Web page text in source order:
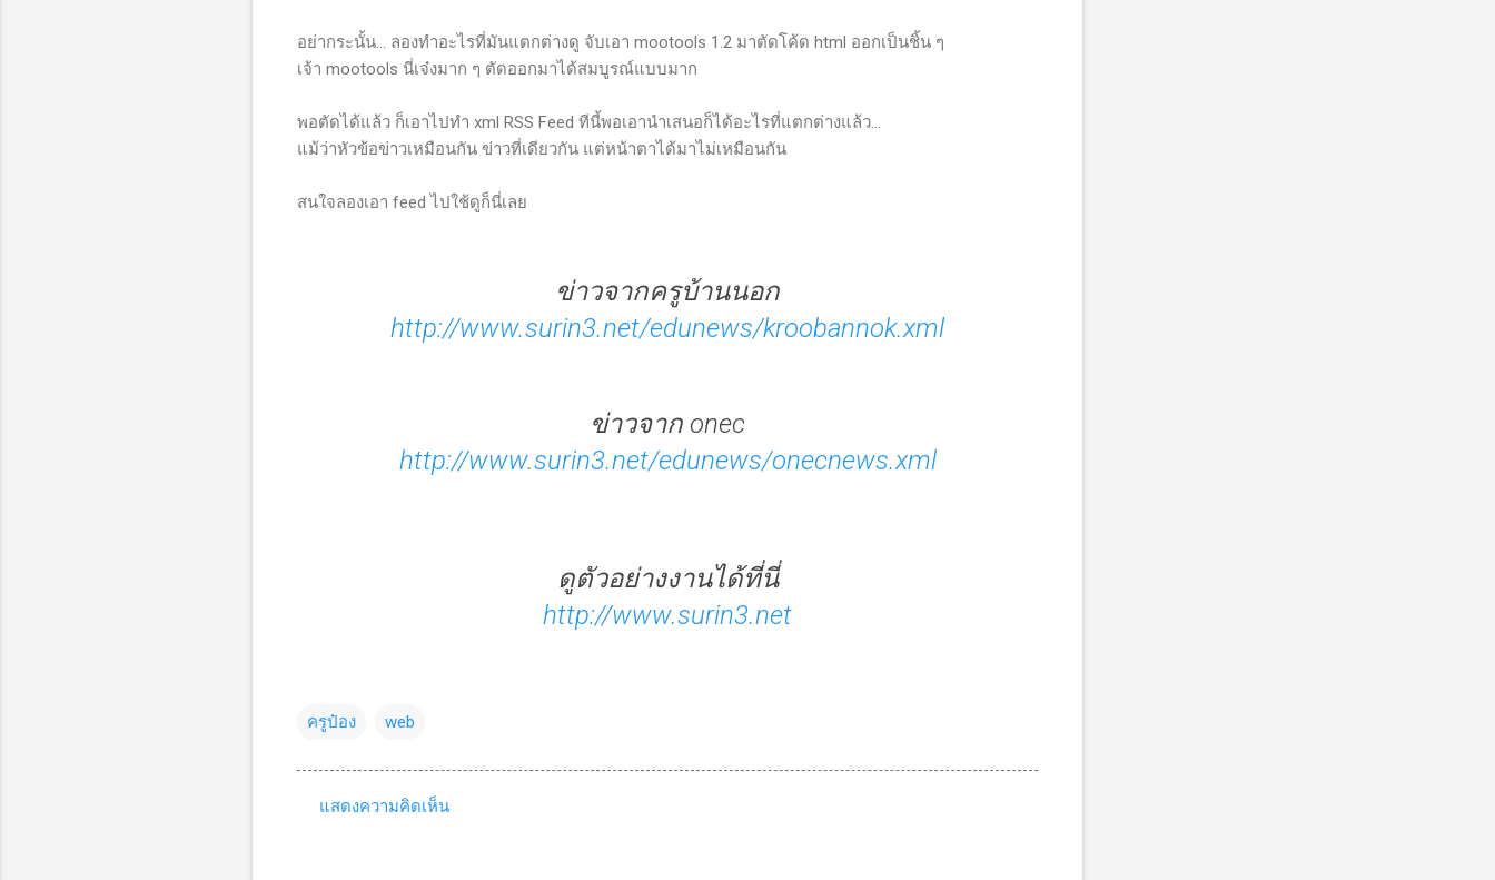
อย่ากระนั้น... ลองทำอะไรที่มันแตกต่างดู จับเอา mootools 1.2 มาตัดโค้ด html ออกเป็นชิ้น ๆ
เจ้า mootools นี่เจ๋งมาก ๆ ตัดออกมาได้สมบูรณ์แบบมาก
พอตัดได้แล้ว ก็เอาไปทำ xml RSS Feed ทีนี้พอเอานำเสนอก็ได้อะไรที่แตกต่างแล้ว...
แม้ว่าหัวข้อข่าวเหมือนกัน ข่าวที่เดียวกัน แต่หน้าตาได้มาไม่เหมือนกัน
สนใจลองเอา feed ไปใช้ดูก็นี่เลย
ข่าวจากครูบ้านนอก
http://www.surin3.net/edunews/kroobannok.xml
ข่าวจาก onec
http://www.surin3.net/edunews/onecnews.xml
ดูตัวอย่างงานได้ที่นี่
http://www.surin3.net
ครูป๋อง web
แสดงความคิดเห็น